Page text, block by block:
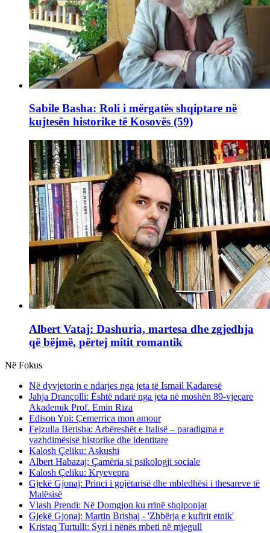
Sabile Basha: Roli i mërgatës shqiptare në
kujtesën historike të Kosovës (59)
Albert Vataj: Dashuria, martesa dhe zgjedhja
që bëjmë, përtej mitit romantik
Në Fokus
Në dyvjetorin e ndarjes nga jeta të Ismail Kadaresë
Jahja Drançolli: Është ndarë nga jeta në moshën 89-vjeçare
Akademik Prof. Emin Riza
Edison Ypi: Çemerrica mon amour
Fejzulla Berisha: Arbëreshët e Italisë – paradigma e
vazhdimësisë historike dhe identitare
Kalosh Çeliku: Askushi
Albert Habazaj: Çamëria si psikologji sociale
Kalosh Çeliku: Kryevepra
Gjekë Gjonaj: Princi i gojëtarisë dhe mbledhësi i thesareve të
Malësisë
Vlash Prendi: Në Domgjon ku rrinë shqiponjat
Gjekë Gjonaj: Martin Brishaj - 'Zhbërja e kufirit etnik'
Kristaq Turtulli: Syri i nënës mbeti në mjegull